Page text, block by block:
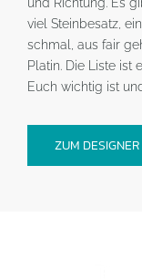
viel Steinbesatz,
schmal, aus fair
Platin. Die Liste ist
Euch wichtig ist
ZUM DESIGNER